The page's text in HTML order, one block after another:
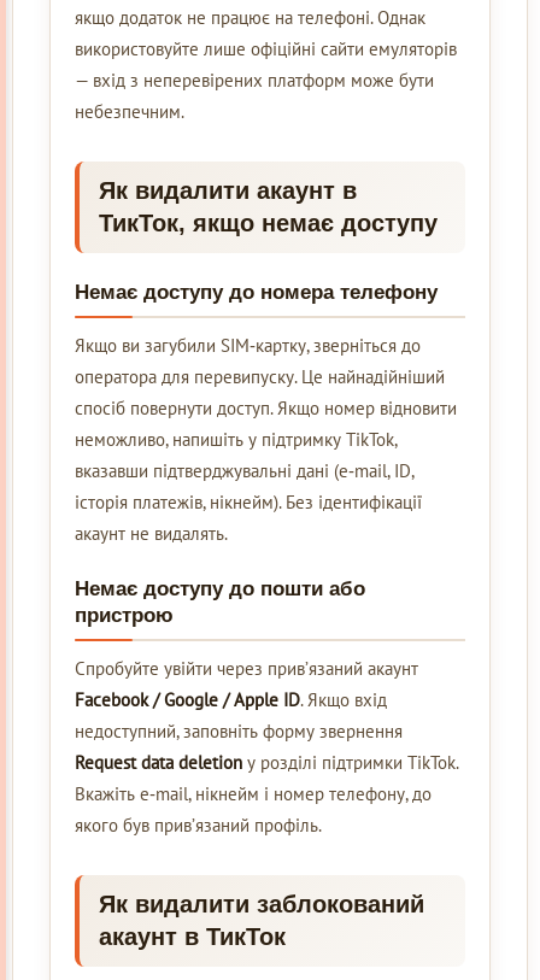
якщо додаток не працює на телефоні. Однак
використовуйте лише офіційні сайти емуляторів
— вхід з неперевірених платформ може бути
небезпечним.
Як видалити акаунт в
ТикТок, якщо немає доступу
Немає доступу до номера телефону
Якщо ви загубили SIM‑картку, зверніться до
оператора для перевипуску. Це найнадійніший
спосіб повернути доступ. Якщо номер відновити
неможливо, напишіть у підтримку TikTok,
вказавши підтверджувальні дані (e‑mail, ID,
історія платежів, нікнейм). Без ідентифікації
акаунт не видалять.
Немає доступу до пошти або
пристрою
Спробуйте увійти через прив’язаний акаунт
Facebook / Google / Apple ID. Якщо вхід
недоступний, заповніть форму звернення
Request data deletion у розділі підтримки TikTok.
Вкажіть e‑mail, нікнейм і номер телефону, до
якого був прив’язаний профіль.
Як видалити заблокований
акаунт в ТикТок